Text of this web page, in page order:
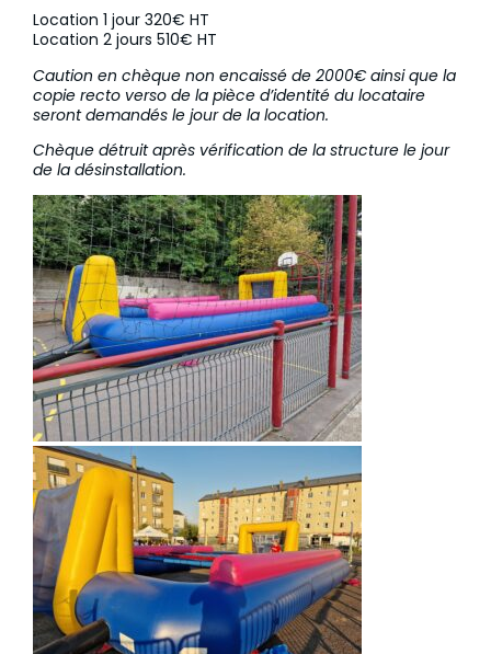
Location 1 jour 320€ HT
Location 2 jours 510€ HT
Caution en chèque non encaissé de 2000€ ainsi que la
copie recto verso de la pièce d’identité du locataire
seront demandés le jour de la location.
Chèque détruit après vérification de la structure le jour
de la désinstallation.